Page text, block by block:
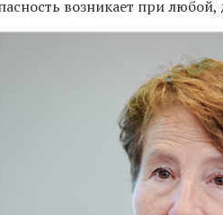
возникает при любой,